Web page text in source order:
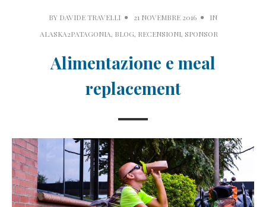
BY DAVIDE TRAVELLI 21 NOVEMBRE 2016
IN
ALASKA2PATAGONIA, BLOG, RECENSIONI, SPONSOR
Alimentazione e meal
replacement